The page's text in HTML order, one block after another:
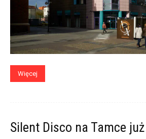
Więcej
Silent Disco na Tamce